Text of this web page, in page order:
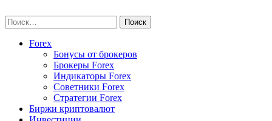
to
content
Найти:
Forex
Бонусы от брокеров
Брокеры Forex
Индикаторы Forex
Советники Forex
Стратегии Forex
Биржи криптовалют